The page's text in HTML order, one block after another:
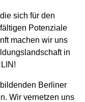
sich für den
Potenziale
machen wir uns
in
Berliner
Wir vernetzen uns